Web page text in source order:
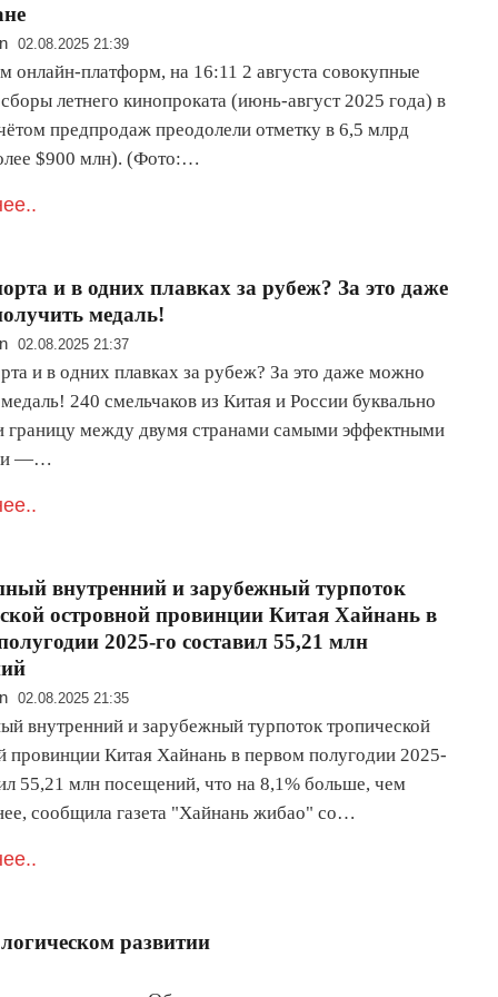
02.08.2025 21:39
онлайн-платформ, на 16:11 2 августа совокупные
летнего кинопроката (июнь-август 2025 года) в
предпродаж преодолели отметку в 6,5 млрд
$900 млн). (Фото:…
и в одних плавках за рубеж? За это даже
медаль!
02.08.2025 21:37
и в одних плавках за рубеж? За это даже можно
240 смельчаков из Китая и России буквально
границу между двумя странами самыми эффектными
—…
внутренний и зарубежный турпоток
островной провинции Китая Хайнань в
2025-го составил 55,21 млн
02.08.2025 21:35
внутренний и зарубежный турпоток тропической
провинции Китая Хайнань в первом полугодии 2025-
55,21 млн посещений, что на 8,1% больше, чем
сообщила газета "Хайнань жибао" со…
развитии